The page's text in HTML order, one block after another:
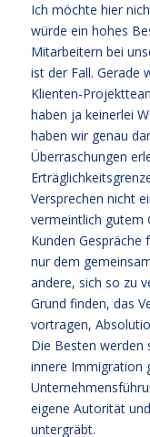
Ich möchte hier
würde ein hohes
Mitarbeitern bei
ist der Fall. Gerade
Klienten-
haben ja keinerlei
haben wir genau
Überraschungen
Versprechen nicht
vermeintlich gutem
Kunden Gespräche
nur dem
andere, sich so zu
Grund finden, das
vortragen,
Die Besten werden
innere Immigration
eigene Autorität
untergräbt.